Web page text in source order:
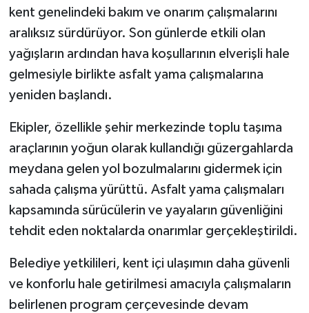
kent genelindeki bakım ve onarım çalışmalarını
aralıksız sürdürüyor. Son günlerde etkili olan
yağışların ardından hava koşullarının elverişli hale
gelmesiyle birlikte asfalt yama çalışmalarına
yeniden başlandı.
Ekipler, özellikle şehir merkezinde toplu taşıma
araçlarının yoğun olarak kullandığı güzergahlarda
meydana gelen yol bozulmalarını gidermek için
sahada çalışma yürüttü. Asfalt yama çalışmaları
kapsamında sürücülerin ve yayaların güvenliğini
tehdit eden noktalarda onarımlar gerçekleştirildi.
Belediye yetkilileri, kent içi ulaşımın daha güvenli
ve konforlu hale getirilmesi amacıyla çalışmaların
belirlenen program çerçevesinde devam
SPOR
TARİH
TEKNOLOJİ